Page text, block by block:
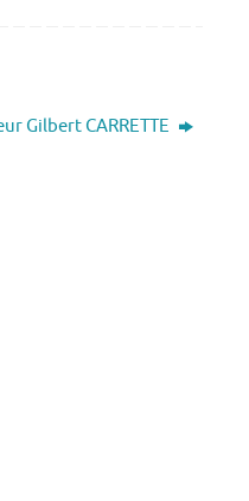
Gilbert CARRETTE